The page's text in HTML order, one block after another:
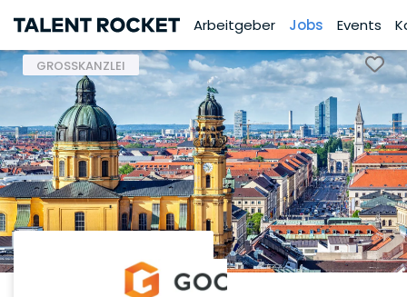
Arbeitgeber Jobs Events
GROSSKANZLEI